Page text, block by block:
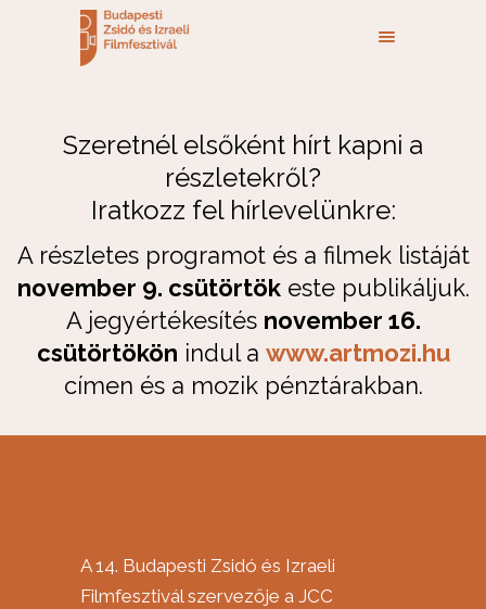
Szeretnél elsőként hírt kapni a
részletekről?
Iratkozz fel hírlevelünkre:
A részletes programot és a filmek listáját
november 9. csütörtökeste publikáljuk.
A jegyértékesítés november 16.
csütörtökön indul a www.artmozi.hu
címen és a mozik pénztárakban.
A 14. Budapesti Zsidó és Izraeli
Filmfesztivál szervezője a JCC